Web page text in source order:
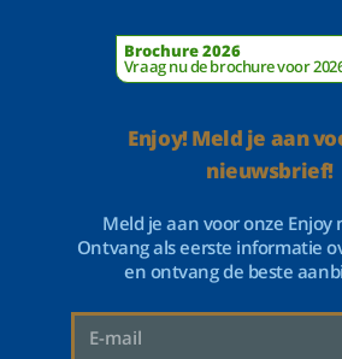
Brochure 2026
Vraag nu de brochure voor
Enjoy! Meld je aan
nieuwsbrief!
Meld je aan voor onze Enjoy
Ontvang als eerste informatie
en ontvang de beste